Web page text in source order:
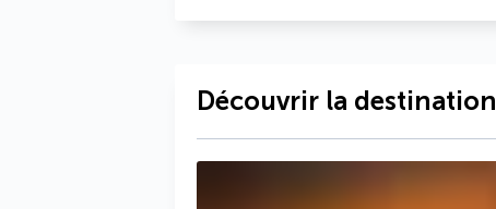
Découvrir la destination